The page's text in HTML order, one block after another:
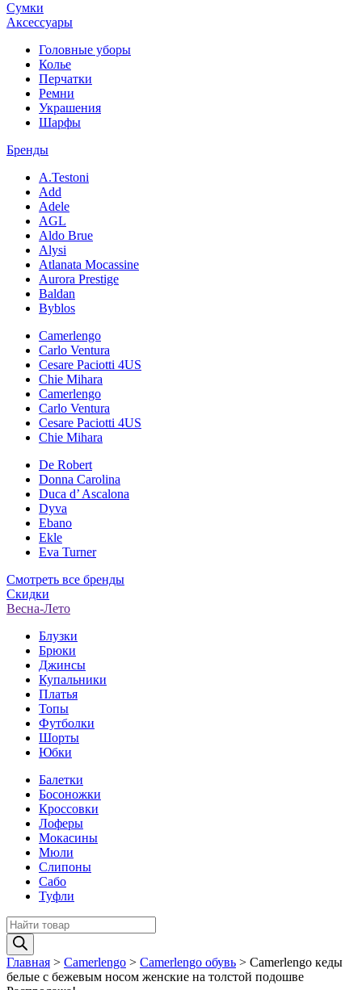
Сумки
Аксессуары
Головные уборы
Колье
Перчатки
Ремни
Украшения
Шарфы
Бренды
A.Testoni
Add
Adele
AGL
Aldo Brue
Alysi
Atlanata Mocassine
Aurora Prestige
Baldan
Byblos
Camerlengo
Carlo Ventura
Cesare Paciotti 4US
Chie Mihara
Camerlengo
Carlo Ventura
Cesare Paciotti 4US
Chie Mihara
De Robert
Donna Carolina
Duca d’ Ascalona
Dyva
Ebano
Ekle
Eva Turner
Смотреть все бренды
Скидки
Весна-Лето
Блузки
Брюки
Джинсы
Купальники
Платья
Топы
Футболки
Шорты
Юбки
Балетки
Босоножки
Кроссовки
Лоферы
Мокасины
Мюли
Слипоны
Сабо
Туфли
Поиск
товаров
Главная > Camerlengo > Camerlengo обувь > Camerlengo кеды
белые с бежевым носом женские на толстой подошве